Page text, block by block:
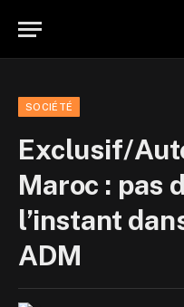
SOCIÉTÉ
Exclusif/
Maroc : pas
l’instant
ADM